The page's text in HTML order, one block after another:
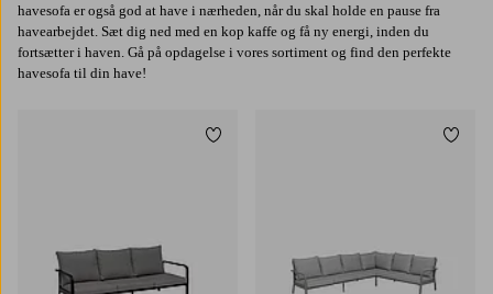
havesofa er også god at have i nærheden, når du skal holde en pause fra
havearbejdet. Sæt dig ned med en kop kaffe og få ny energi, inden du
fortsætter i haven. Gå på opdagelse i vores sortiment og find den perfekte
havesofa til din have!
Tilføj til favoritter